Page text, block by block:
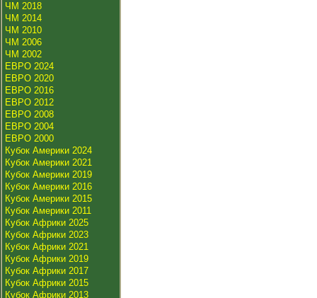
ЧМ 2018
ЧМ 2014
ЧМ 2010
ЧМ 2006
ЧМ 2002
ЕВРО 2024
ЕВРО 2020
ЕВРО 2016
ЕВРО 2012
ЕВРО 2008
ЕВРО 2004
ЕВРО 2000
Кубок Америки 2024
Кубок Америки 2021
Кубок Америки 2019
Кубок Америки 2016
Кубок Америки 2015
Кубок Америки 2011
Кубок Африки 2025
Кубок Африки 2023
Кубок Африки 2021
Кубок Африки 2019
Кубок Африки 2017
Кубок Африки 2015
Кубок Африки 2013